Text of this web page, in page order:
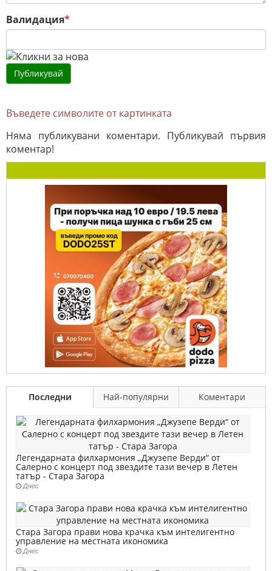
Валидация*
Въведете символите от картинката
Няма публикувани коментари. Публикувай първия
коментар!
Последни Най-популярни Коментари
Легендарната филхармония „Джузепе Верди“ от
Салерно с концерт под звездите тази вечер в Летен
татър - Стара Загора
Днес
Стара Загора прави нова крачка към интелигентно
управление на местната икономика
Днес